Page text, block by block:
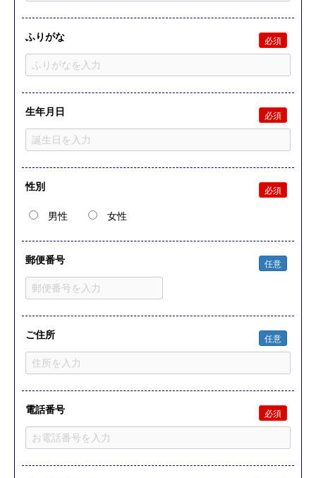
必須
ふりがな
必須
生年月日
必須
性別
男性 女性
任意
郵便番号
任意
ご住所
必須
電話番号